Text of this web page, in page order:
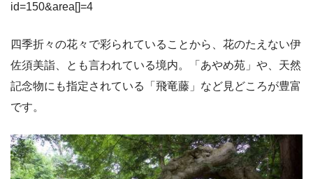
id=150&area[]=4
四季折々の花々で彩られていることから、花のたえない伊
佐須美詣、とも言われている境内。「あやめ苑」や、天然
記念物にも指定されている「飛竜藤」など見どころが豊富
です。